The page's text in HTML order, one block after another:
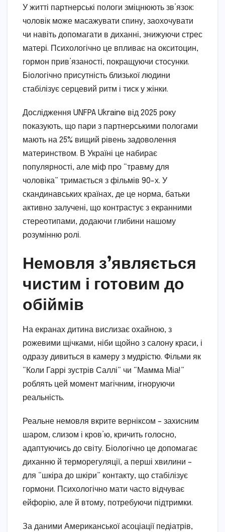
У житті партнерські пологи зміцнюють зв’язок:
чоловік може масажувати спину, заохочувати
чи навіть допомагати в диханні, знижуючи стрес
матері. Психологічно це впливає на окситоцин,
гормон прив’язаності, покращуючи стосунки.
Біологічно присутність близької людини
стабілізує серцевий ритм і тиск у жінки.
Дослідження UNFPA Ukraine від 2025 року
показують, що пари з партнерськими пологами
мають на 25% вищий рівень задоволення
материнством. В Україні це набирає
популярності, але міф про “травму для
чоловіка” тримається з фільмів 90-х. У
скандинавських країнах, де це норма, батьки
активно залучені, що контрастує з екранними
стереотипами, додаючи глибини нашому
розумінню ролі.
Немовля з’являється
чистим і готовим до
обіймів
На екранах дитина вислизає охайною, з
рожевими щічками, ніби щойно з салону краси, і
одразу дивиться в камеру з мудрістю. Фільми як
“Коли Гаррі зустрів Саллі” чи “Мамма Міа!”
роблять цей момент магічним, ігноруючи
реальність.
Реальне немовля вкрите верніксом – захисним
шаром, слизом і кров’ю, кричить голосно,
адаптуючись до світу. Біологічно це допомагає
диханню й терморегуляції, а перші хвилини –
для “шкіра до шкіри” контакту, що стабілізує
гормони. Психологічно мати часто відчуває
ейфорію, але й втому, потребуючи підтримки.
За даними Американської асоціації педіатрів,